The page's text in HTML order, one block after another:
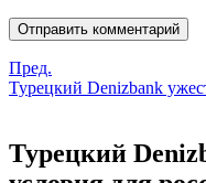
Пред.
Турецкий Denizbank
Турецкий